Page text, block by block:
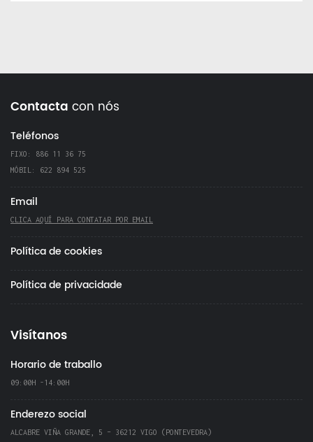
Contacta con nós
Teléfonos
FIXO: 886 11 36 75
MÓBIL: 622 894 525
Email
CLICA AQUÍ PARA CONTATAR POR EMAIL
Política de cookies
Política de privacidade
Visítanos
Horario de traballo
09:00H -14:00H
Enderezo social
ALCABRE VIÑA GRANDE, 5 – 36212 VIGO (PONTEVEDRA)